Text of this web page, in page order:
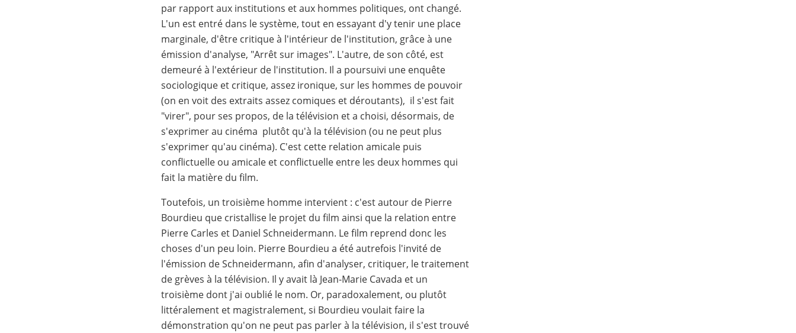
par rapport aux institutions et aux hommes politiques, ont changé.
L'un est entré dans le système, tout en essayant d'y tenir une place
marginale, d'être critique à l'intérieur de l'institution, grâce à une
émission d'analyse, "Arrêt sur images". L'autre, de son côté, est
demeuré à l'extérieur de l'institution. Il a poursuivi une enquête
sociologique et critique, assez ironique, sur les hommes de pouvoir
(on en voit des extraits assez comiques et déroutants), il s'est fait
"virer", pour ses propos, de la télévision et a choisi, désormais, de
s'exprimer au cinéma plutôt qu'à la télévision (ou ne peut plus
s'exprimer qu'au cinéma). C'est cette relation amicale puis
conflictuelle ou amicale et conflictuelle entre les deux hommes qui
fait la matière du film.
Toutefois, un troisième homme intervient : c'est autour de Pierre
Bourdieu que cristallise le projet du film ainsi que la relation entre
Pierre Carles et Daniel Schneidermann. Le film reprend donc les
choses d'un peu loin. Pierre Bourdieu a été autrefois l'invité de
l'émission de Schneidermann, afin d'analyser, critiquer, le traitement
de grèves à la télévision. Il y avait là Jean-Marie Cavada et un
troisième dont j'ai oublié le nom. Or, paradoxalement, ou plutôt
littéralement et magistralement, si Bourdieu voulait faire la
démonstration qu'on ne peut pas parler à la télévision, il s'est trouvé